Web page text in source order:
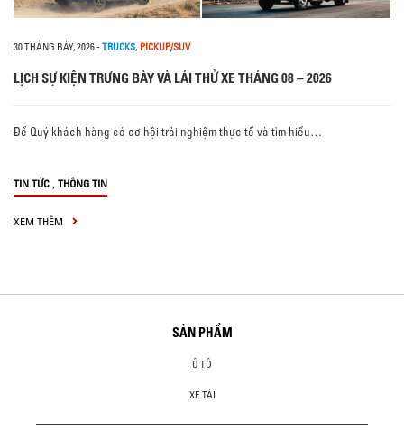
30 THÁNG BẢY, 2026- TRUCKS, PICKUP/SUV
LỊCH SỰ KIỆN TRƯNG BÀY VÀ LÁI THỬ XE THÁNG 08 – 2026
Để Quý khách hàng có cơ hội trải nghiệm thực tế và tìm hiểu…
TIN TỨC , THÔNG TIN
XEM THÊM
SẢN PHẨM
Ô TÔ
XE TẢI